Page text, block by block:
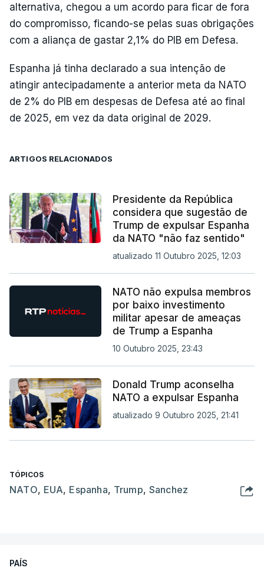
alternativa, chegou a um acordo para ficar de fora
do compromisso, ficando-se pelas suas obrigações
com a aliança de gastar 2,1% do PIB em Defesa.
Espanha já tinha declarado a sua intenção de
atingir antecipadamente a anterior meta da NATO
de 2% do PIB em despesas de Defesa até ao final
de 2025, em vez da data original de 2029.
ARTIGOS RELACIONADOS
Presidente da República
considera que sugestão de
Trump de expulsar Espanha
da NATO "não faz sentido"
atualizado 11 Outubro 2025, 12:03
NATO não expulsa membros
por baixo investimento
militar apesar de ameaças
de Trump a Espanha
10 Outubro 2025, 23:43
Donald Trump aconselha
NATO a expulsar Espanha
atualizado 9 Outubro 2025, 21:41
TÓPICOS
NATO, EUA, Espanha, Trump, Sanchez
PAÍS